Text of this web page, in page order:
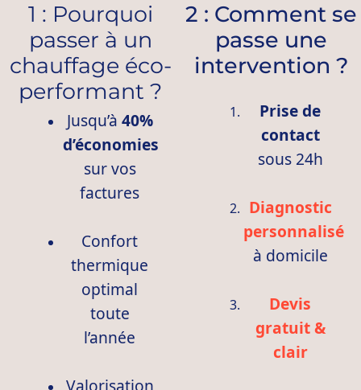
1 : Pourquoi
passer à un
chauffage éco-
performant ?
Jusqu’à 40%
d’économies
sur vos
factures
Confort
thermique
optimal
toute
l’année
Valorisation
2 : Comment se
passe une
intervention ?
Prise de
contact
sous 24h
Diagnostic
personnalisé
à domicile
Devis
gratuit &
clair